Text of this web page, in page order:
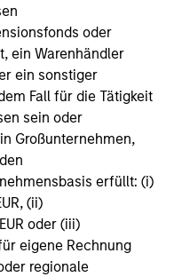
oder
ein Warenhändler
ein sonstiger
Fall für die Tätigkeit
sein oder
Großunternehmen,
erfüllt: (i)
(ii)
oder (iii)
eigene Rechnung
regionale